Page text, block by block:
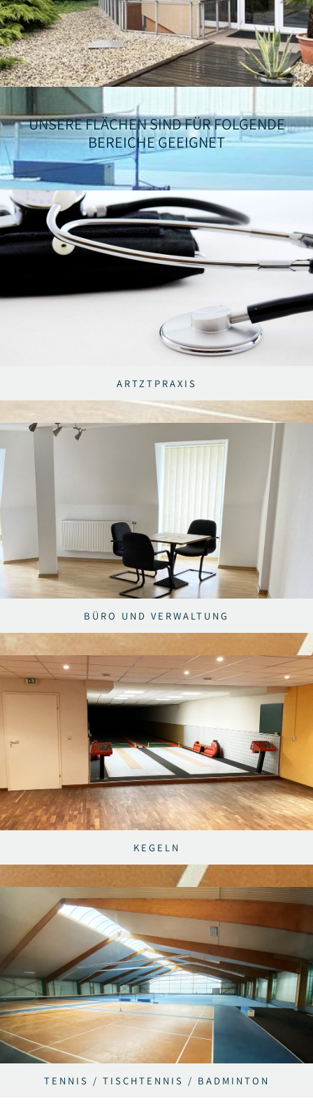
UNSERE FLÄCHEN SIND FÜR FOLGENDE
BEREICHE GEEIGNET
ARTZTPRAXIS
BÜRO UND VERWALTUNG
KEGELN
TENNIS / TISCHTENNIS / BADMINTON